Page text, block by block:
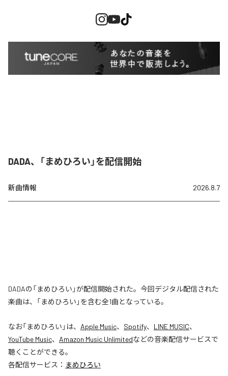
DADA、「まめひろい」を配信開始
新曲情報 2026.8.7
DADAの「まめひろい」が配信開始された。今回デジタル配信された
楽曲は、「まめひろい」を含む全1曲となっている。
なお「まめひろい 」は、 Apple Music、 Spotify、 LINE MUSIC、
YouTube Music、 Amazon Music Unlimitedなどの音楽配信サービスで
聴くことができる。
各配信サービス： まめひろい